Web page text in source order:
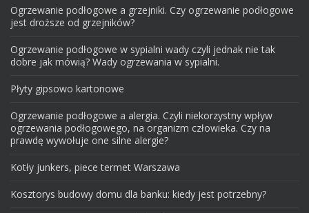
Ogrzewanie podłogowe a grzejniki. Czy ogrzewanie podłogowe
jest droższe od grzejników?
Ogrzewanie podłogowe w sypialni wady czyli jednak nie tak
dobre jak mówią? Wady ogrzewania w sypialni.
Płyty gipsowo kartonowe
Ogrzewanie podłogowe a alergia. Czyli niekorzystny wpływ
ogrzewania podłogowego, na organizm człowieka. Czy na
prawdę wywołuje one silne alergie?
Kotły junkers, piece termet Warszawa
Kosztorys budowy domu dla banku: kiedy jest potrzebny?